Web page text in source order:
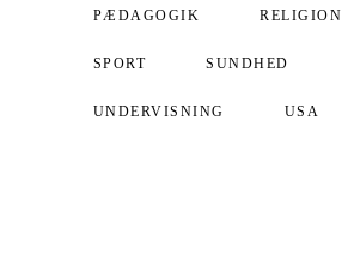
PÆDAGOGIK RELIGION
SPORT SUNDHED
UNDERVISNING USA